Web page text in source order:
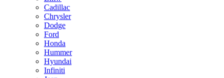
Cadillac
Chrysler
Dodge
Ford
Honda
Hummer
Hyundai
Infiniti